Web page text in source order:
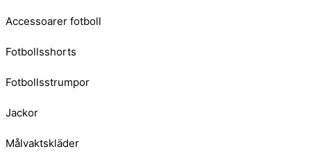
Accessoarer fotboll
Fotbollsshorts
Fotbollsstrumpor
Jackor
Målvaktskläder